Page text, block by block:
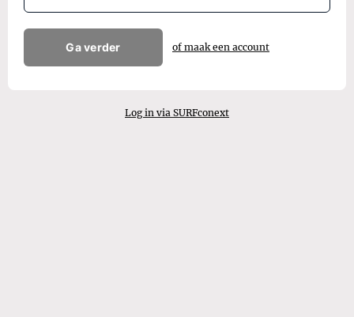
Ga verder of maak een account
Log in via SURFconext